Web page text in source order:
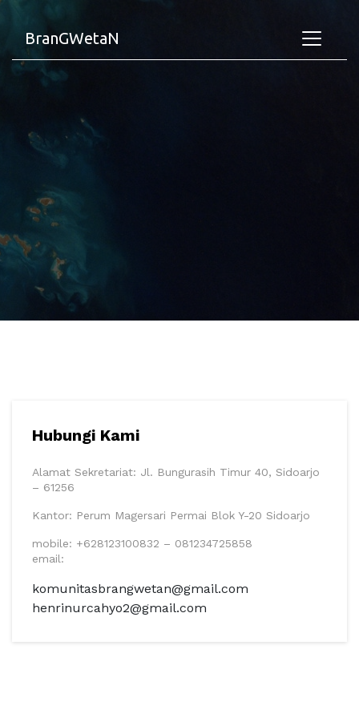
BranGWetaN
Hubungi Kami
Alamat Sekretariat: Jl. Bungurasih Timur 40, Sidoarjo
– 61256
Kantor: Perum Magersari Permai Blok Y-20 Sidoarjo
mobile: +628123100832 – 081234725858
email:
komunitasbrangwetan@gmail.com
henrinurcahyo2@gmail.com